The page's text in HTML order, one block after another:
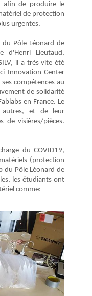
afin de produire le
de protection
urgentes.
Pôle Léonard de
d'Henri Lieutaud,
il a très vite été
Innovation Center
compétences au
de solidarité
en France. Le
autres, et de leur
de visières/pièces.
du COVID19,
(protection
du Pôle Léonard de
les étudiants ont
comme: